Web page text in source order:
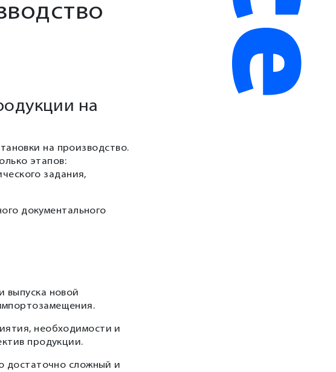
на
на производство.
этапов:
задания,
документального
выпуска новой
необходимости и
продукции.
достаточно сложный и